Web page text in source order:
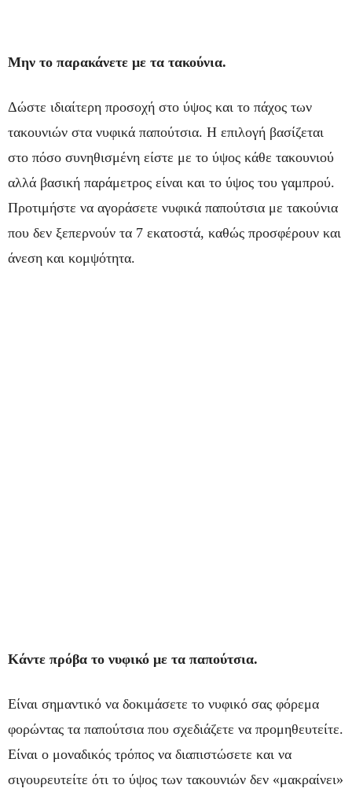
Μην το παρακάνετε με τα τακούνια.
Δώστε ιδιαίτερη προσοχή στο ύψος και το πάχος των
τακουνιών στα νυφικά παπούτσια. Η επιλογή βασίζεται
στο πόσο συνηθισμένη είστε με το ύψος κάθε τακουνιού
αλλά βασική παράμετρος είναι και το ύψος του γαμπρού.
Προτιμήστε να αγοράσετε νυφικά παπούτσια με τακούνια
που δεν ξεπερνούν τα 7 εκατοστά, καθώς προσφέρουν και
άνεση και κομψότητα.
Κάντε πρόβα το νυφικό με τα παπούτσια.
Είναι σημαντικό να δοκιμάσετε το νυφικό σας φόρεμα
φορώντας τα παπούτσια που σχεδιάζετε να προμηθευτείτε.
Είναι ο μοναδικός τρόπος να διαπιστώσετε και να
σιγουρευτείτε ότι το ύψος των τακουνιών δεν «μακραίνει»